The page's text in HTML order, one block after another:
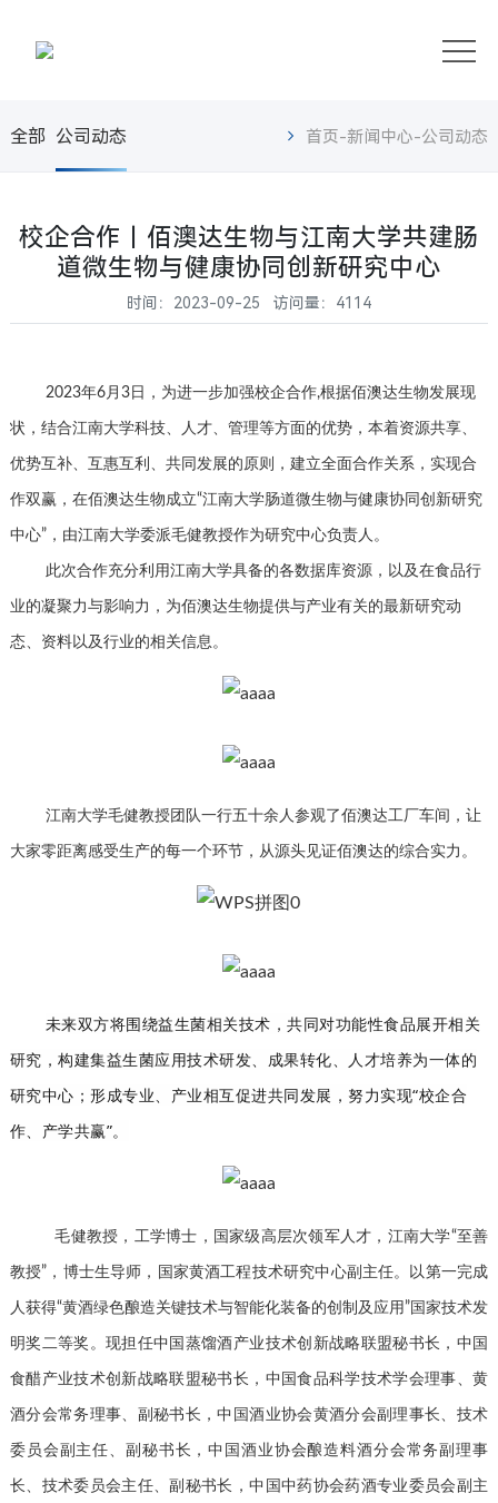
司
介
产
与
闻
联
全部 公司动态 首页-新闻中心-公司动态
校企合作丨佰澳达生物与江南大学共建肠
道微生物与健康协同创新研究中心
时间：2023-09-25 访问量：4114
2023年6月3日，为进一步加强校企合作,根据佰澳达生物发展现
状，结合江南大学科技、人才、管理等方面的优势，本着资源共享、
优势互补、互惠互利、共同发展的原则，建立全面合作关系，实现合
作双赢，在佰澳达生物成立“江南大学肠道微生物与健康协同创新研究
中心”，由江南大学委派毛健教授作为研究中心负责人。
此次合作充分利用江南大学具备的各数据库资源，以及在食品行
业的凝聚力与影响力，为佰澳达生物提供与产业有关的最新研究动
态、资料以及行业的相关信息。
江南大学毛健教授团队一行五十余人参观了佰澳达工厂车间，让
大家零距离感受生产的每一个环节，从源头见证佰澳达的综合实力。
未来双方将围绕益生菌相关技术，共同对功能性食品展开相关
研究，构建集益生菌应用技术研发、成果转化、人才培养为一体的
研究中心；形成专业、产业相互促进共同发展，努力实现“校企合
作、产学共赢”。
毛健教授，工学博士，国家级高层次领军人才，江南大学“至善
教授”，博士生导师，国家黄酒工程技术研究中心副主任。以第一完成
人获得“黄酒绿色酿造关键技术与智能化装备的创制及应用”国家技术发
明奖二等奖。现担任中国蒸馏酒产业技术创新战略联盟秘书长，中国
食醋产业技术创新战略联盟秘书长，中国食品科学技术学会理事、黄
酒分会常务理事、副秘书长，中国酒业协会黄酒分会副理事长、技术
委员会副主任、副秘书长，中国酒业协会酿造料酒分会常务副理事
长、技术委员会主任、副秘书长，中国中药协会药酒专业委员会副主